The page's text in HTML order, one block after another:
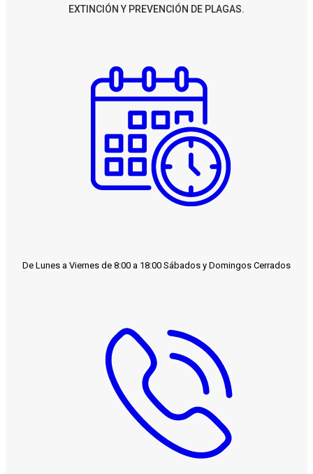
EXTINCIÓN Y PREVENCIÓN DE PLAGAS.
De Lunes a Viernes de 8:00 a 18:00 Sábados y Domingos Cerrados